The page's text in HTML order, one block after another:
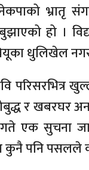
नेकपाको भ्रातृ
बुझाएको हो ।
धुलिखेल
परिसरभित्र
र खबरघर
एक सुचना
पनि पसलले